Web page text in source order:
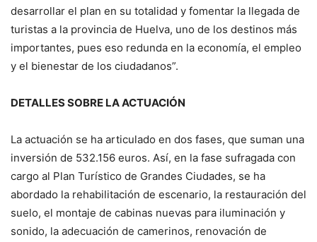
desarrollar el plan en su totalidad y fomentar la llegada de
turistas a la provincia de Huelva, uno de los destinos más
importantes, pues eso redunda en la economía, el empleo
y el bienestar de los ciudadanos”.
DETALLES SOBRE LA ACTUACIÓN
La actuación se ha articulado en dos fases, que suman una
inversión de 532.156 euros. Así, en la fase sufragada con
cargo al Plan Turístico de Grandes Ciudades, se ha
abordado la rehabilitación de escenario, la restauración del
suelo, el montaje de cabinas nuevas para iluminación y
sonido, la adecuación de camerinos, renovación de